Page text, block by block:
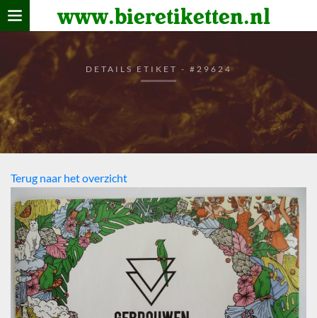
www.bieretiketten.nl
Home
verzamelen
De bierkaart
Bezoekers
DETAILS ETIKET - #29624
Terug naar het overzicht